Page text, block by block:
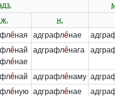
ж. н.
ё́ная адграфлё́нае
ё́най
ё́нае
адграфлё́нага
ё́най адграфлё́наму
ё́ную адграфлё́нае